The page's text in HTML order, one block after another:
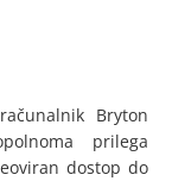
Bryton
prilega
dostop do